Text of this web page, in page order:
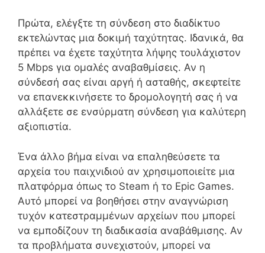
Πρώτα, ελέγξτε τη σύνδεση στο διαδίκτυο
εκτελώντας μια δοκιμή ταχύτητας. Ιδανικά, θα
πρέπει να έχετε ταχύτητα λήψης τουλάχιστον
5 Mbps για ομαλές αναβαθμίσεις. Αν η
σύνδεσή σας είναι αργή ή ασταθής, σκεφτείτε
να επανεκκινήσετε το δρομολογητή σας ή να
αλλάξετε σε ενσύρματη σύνδεση για καλύτερη
αξιοπιστία.
Ένα άλλο βήμα είναι να επαληθεύσετε τα
αρχεία του παιχνιδιού αν χρησιμοποιείτε μια
πλατφόρμα όπως το Steam ή το Epic Games.
Αυτό μπορεί να βοηθήσει στην αναγνώριση
τυχόν κατεστραμμένων αρχείων που μπορεί
να εμποδίζουν τη διαδικασία αναβάθμισης. Αν
τα προβλήματα συνεχιστούν, μπορεί να